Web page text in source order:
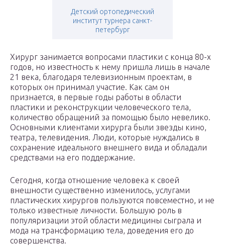
Детский ортопедический
институт турнера санкт-
петербург
Хирург занимается вопросами пластики с конца 80-х
годов, но известность к нему пришла лишь в начале
21 века, благодаря телевизионным проектам, в
которых он принимал участие. Как сам он
признается, в первые годы работы в области
пластики и реконструкции человеческого тела,
количество обращений за помощью было невелико.
Основными клиентами хирурга были звезды кино,
театра, телевидения. Люди, которые нуждались в
сохранение идеального внешнего вида и обладали
средствами на его поддержание.
Сегодня, когда отношение человека к своей
внешности существенно изменилось, услугами
пластических хирургов пользуются повсеместно, и не
только известные личности. Большую роль в
популяризации этой области медицины сыграла и
мода на трансформацию тела, доведения его до
совершенства.